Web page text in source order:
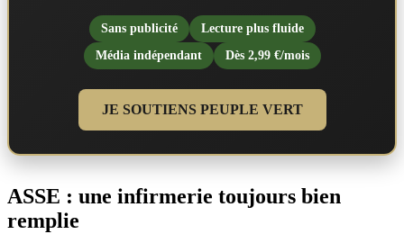
Sans publicité
Lecture plus fluide
Média indépendant
Dès 2,99 €/mois
JE SOUTIENS PEUPLE VERT
ASSE : une infirmerie toujours bien
remplie